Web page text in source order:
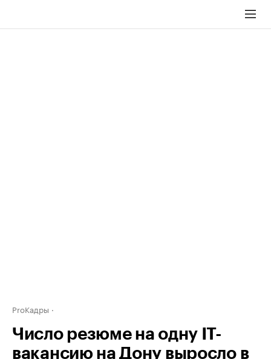
ProКадры
Число резюме на одну IT-
вакансию на Дону выросло в